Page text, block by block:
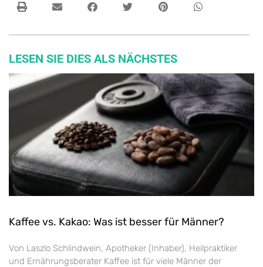
LESEN SIE DIES ALS NÄCHSTES
Kaffee vs. Kakao: Was ist besser für Männer?
Von Laszlo Schlindwein, Apotheker (Inhaber), Heilpraktiker
und Ernährungsberater Kaffee ist für viele Männer der